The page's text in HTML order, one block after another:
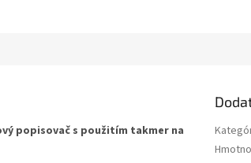
popisovač s použitím takmer na